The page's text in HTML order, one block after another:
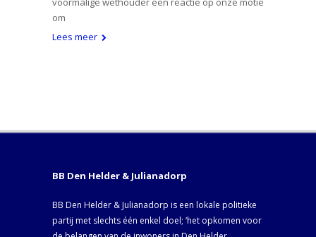
om
Lees meer
BB Den Helder & Julianadorp
BB Den Helder & Julianadorp is een lokale politieke
partij met slechts één enkel doel; ‘het opkomen voor